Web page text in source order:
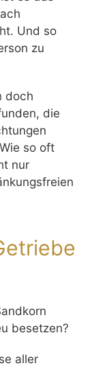
Und so
zu
doch
die
so oft
nur
besetzen?
aller